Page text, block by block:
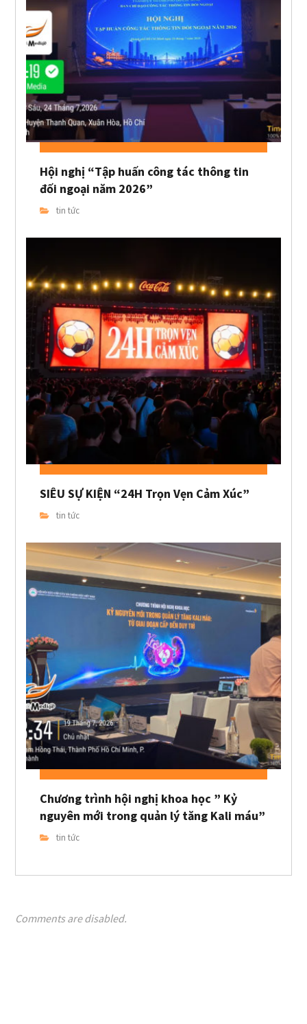
Hội nghị “Tập huấn công tác thông tin
đối ngoại năm 2026”
tin tức
SIÊU SỰ KIỆN “24H Trọn Vẹn Cảm Xúc”
tin tức
Chương trình hội nghị khoa học ” Kỷ
nguyên mới trong quản lý tăng Kali máu”
tin tức
Comments are disabled.